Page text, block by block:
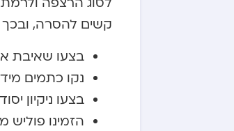
קשים להסרה, ובכך
בצעו שאיבת
נקו כתמים
בצעו ניקיון
הזמינו